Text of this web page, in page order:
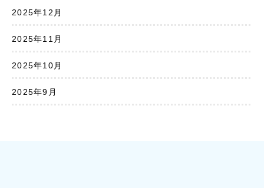
2025年12月
2025年11月
2025年10月
2025年9月